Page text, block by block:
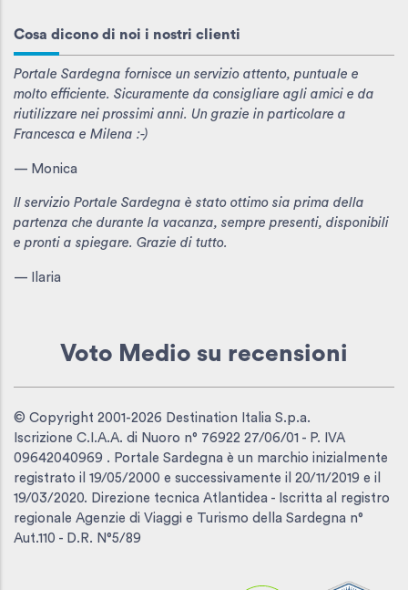
Cosa dicono di noi i nostri clienti
Portale Sardegna fornisce un servizio attento, puntuale e
molto efficiente. Sicuramente da consigliare agli amici e da
riutilizzare nei prossimi anni. Un grazie in particolare a
Francesca e Milena :-)
— Monica
Il servizio Portale Sardegna è stato ottimo sia prima della
partenza che durante la vacanza, sempre presenti, disponibili
e pronti a spiegare. Grazie di tutto.
— Ilaria
Voto Medio su recensioni
© Copyright 2001-2026 Destination Italia S.p.a.
Iscrizione C.I.A.A. di Nuoro n° 76922 27/06/01 - P. IVA
09642040969 . Portale Sardegna è un marchio inizialmente
registrato il 19/05/2000 e successivamente il 20/11/2019 e il
19/03/2020. Direzione tecnica Atlantidea - Iscritta al registro
regionale Agenzie di Viaggi e Turismo della Sardegna n°
Aut.110 - D.R. N°5/89